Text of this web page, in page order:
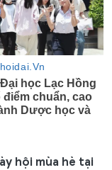
hội mùa hè tại